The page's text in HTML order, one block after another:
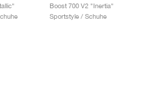
Boost 700 V2 "Inertia"
Sportstyle / Schuhe